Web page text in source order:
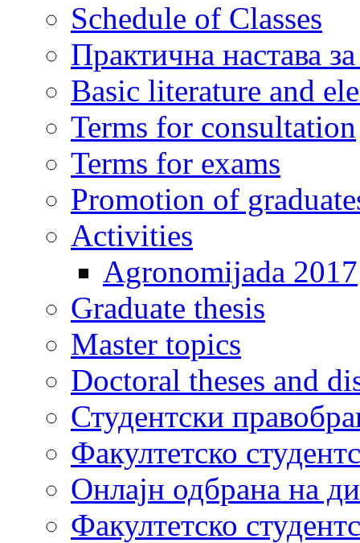
Schedule of Classes
Практична настава
Basic literature and
Terms for consultation
Terms for exams
Promotion of
Activities
Agronomijada 2017
Graduate thesis
Master topics
Doctoral theses and
Студентски
Факултетско
Онлајн одбрана на
Факултетско